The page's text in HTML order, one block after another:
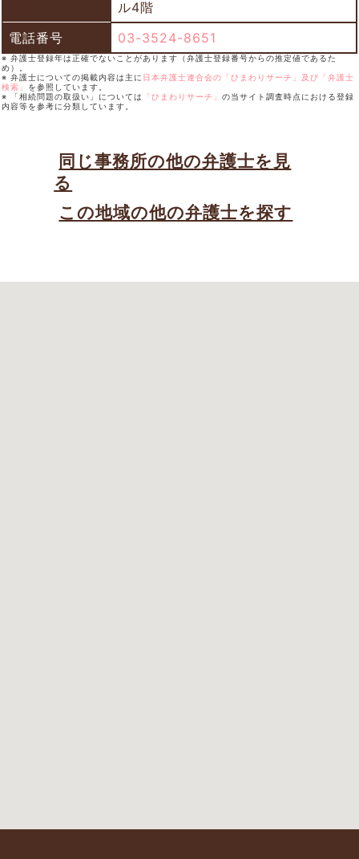
ル4階
電話番号
03-3524-8651
※ 弁護士登録年は正確でないことがあります（弁護士登録番号からの推定値であるた
め）。
※ 弁護士についての掲載内容は主に 日本弁護士連合会の「ひまわりサーチ」及び「弁護士
検索」 を参照しています。
※ 「相続問題の取扱い」については
「ひまわりサーチ」 の当サイト調査時点における登録
内容等を参考に分類しています。
同じ事務所の他の弁護士を見
る
この地域の他の弁護士を探す